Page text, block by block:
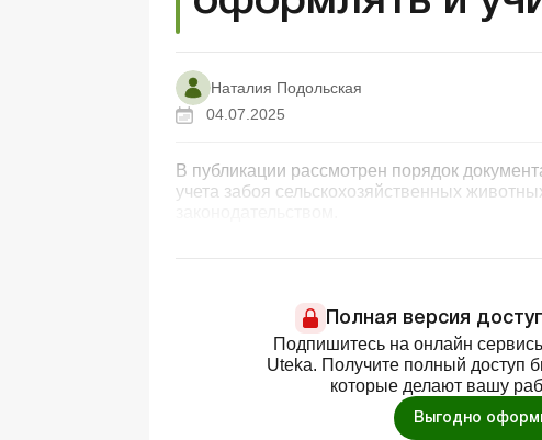
Наталия Подольская
04.07.2025
В публикации рассмотрен порядок
учета забоя сельскохозяйственных
Полная версия
Подпишитесь на онлайн
Uteka. Получите полный доступ
которые делают вашу
Выгодно